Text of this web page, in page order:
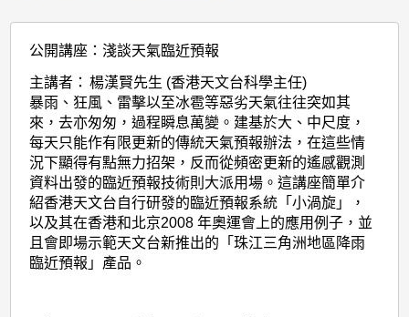
公開講座：淺談天氣臨近預報
主講者： 楊漢賢先生 (香港天文台科學主任)
暴雨、狂風、雷擊以至冰雹等惡劣天氣往往突如其
來，去亦匆匆，過程瞬息萬變。建基於大、中尺度，
每天只能作有限更新的傳統天氣預報辦法，在這些情
況下顯得有點無力招架，反而從頻密更新的遙感觀測
資料出發的臨近預報技術則大派用場。這講座簡單介
紹香港天文台自行研發的臨近預報系統「小渦旋」，
以及其在香港和北京2008 年奧運會上的應用例子，並
且會即場示範天文台新推出的「珠江三角洲地區降雨
臨近預報」產品。